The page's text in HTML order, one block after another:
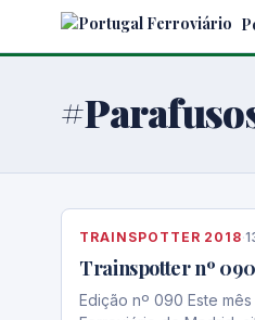
TRAINSPOTTER 2018·
Trainspotter nº
Edição nº 090 Este